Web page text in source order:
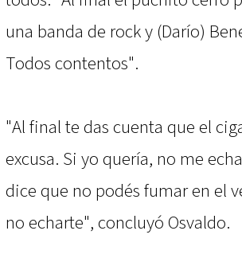
una banda de rock y (Darío)
Todos contentos".
"Al final te das cuenta que el
excusa. Si yo quería, no me
dice que no podés fumar en el
no echarte", concluyó Osvaldo.